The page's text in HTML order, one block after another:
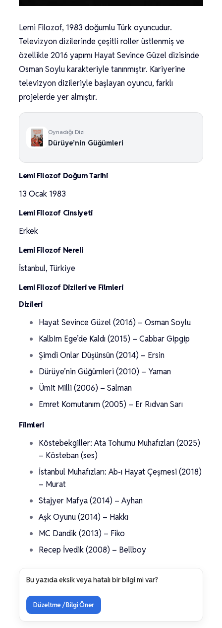
Lemi Filozof, 1983 doğumlu Türk oyuncudur.
Televizyon dizilerinde çeşitli roller üstlenmiş ve
özellikle 2016 yapımı Hayat Sevince Güzel dizisinde
Osman Soylu karakteriyle tanınmıştır. Kariyerine
televizyon dizileriyle başlayan oyuncu, farklı
projelerde yer almıştır.
Oynadığı Dizi
Dürüye’nin Güğümleri
Lemi Filozof Doğum Tarihi
13 Ocak 1983
Lemi Filozof Cinsiyeti
Erkek
Lemi Filozof Nereli
İstanbul, Türkiye
Lemi Filozof Dizileri ve Filmleri
Dizileri
Hayat Sevince Güzel (2016) – Osman Soylu
Kalbim Ege’de Kaldı (2015) – Cabbar Gipgip
Şimdi Onlar Düşünsün (2014) – Ersin
Dürüye’nin Güğümleri (2010) – Yaman
Ümit Milli (2006) – Salman
Emret Komutanım (2005) – Er Rıdvan Sarı
Filmleri
Köstebekgiller: Ata Tohumu Muhafızları (2025)
– Kösteban (ses)
İstanbul Muhafızları: Ab-ı Hayat Çeşmesi (2018)
– Murat
Stajyer Mafya (2014) – Ayhan
Aşk Oyunu (2014) – Hakkı
MC Dandik (2013) – Fiko
Recep İvedik (2008) – Bellboy
Bu yazıda eksik veya hatalı bir bilgi mi var?
Düzeltme / Bilgi Öner